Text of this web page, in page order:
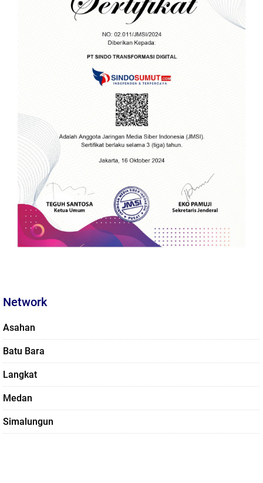
Network
Asahan
Batu Bara
Langkat
Medan
Simalungun